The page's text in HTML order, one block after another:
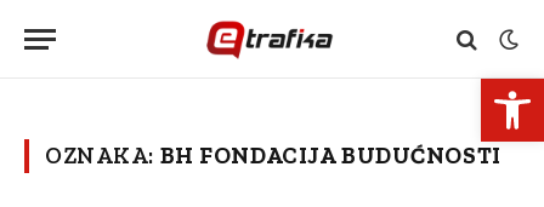
OZNAKA: BH FONDACIJA BUDUĆNOSTI